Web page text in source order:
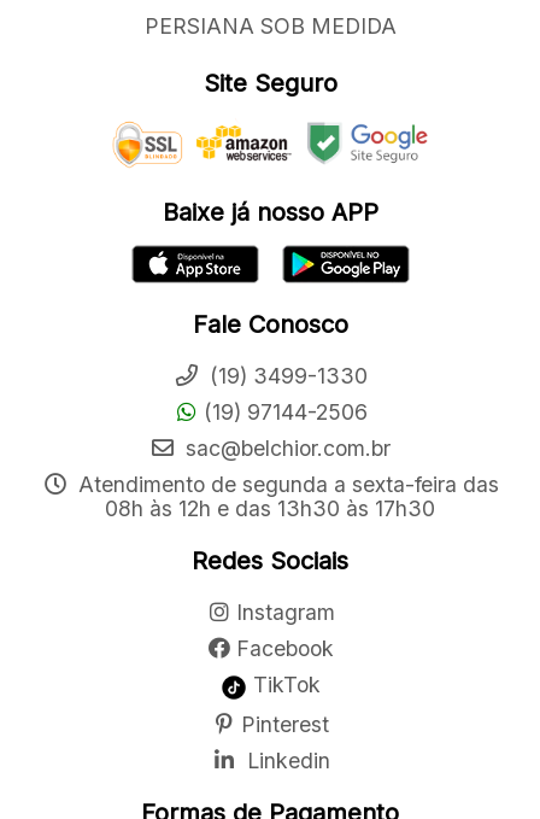
PERSIANA SOB MEDIDA
Site Seguro
Baixe já nosso APP
Fale Conosco
(19) 3499-1330
(19) 97144-2506
sac@belchior.com.br
Atendimento de segunda a sexta-feira das
08h às 12h e das 13h30 às 17h30
Redes Sociais
Instagram
Facebook
TikTok
Pinterest
Linkedin
Formas de Pagamento